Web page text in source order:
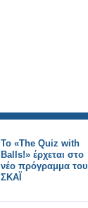
Το «The Quiz with
Balls!» έρχεται στο
νέο πρόγραμμα του
ΣΚΑΪ